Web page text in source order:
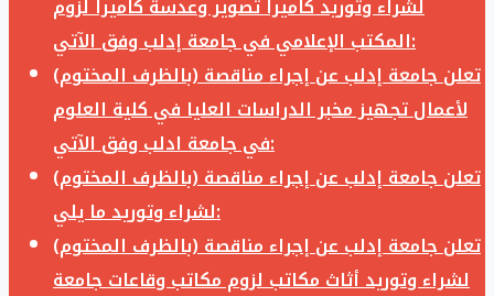
لشراء وتوريد كاميرا تصوير وعدسة كاميرا لزوم
المكتب الإعلامي في جامعة إدلب وفق الآتي:
تعلن جامعة إدلب عن إجراء مناقصة (بالظرف المختوم)
لأعمال تجهيز مخبر الدراسات العليا في كلية العلوم
في جامعة ادلب وفق الآتي:
تعلن جامعة إدلب عن إجراء مناقصة (بالظرف المختوم)
لشراء وتوريد ما يلي:
تعلن جامعة إدلب عن إجراء مناقصة (بالظرف المختوم)
لشراء وتوريد أثاث مكاتب لزوم مكاتب وقاعات جامعة